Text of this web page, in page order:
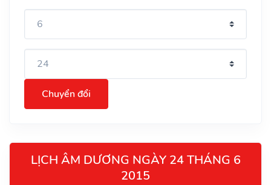
Chuyển đổi
LỊCH ÂM DƯƠNG NGÀY 24 THÁNG 6
2015